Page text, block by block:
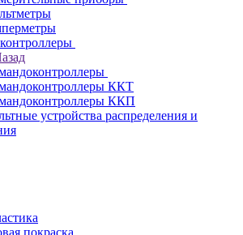
ККТ
ККП
устройства распределения и
покраска